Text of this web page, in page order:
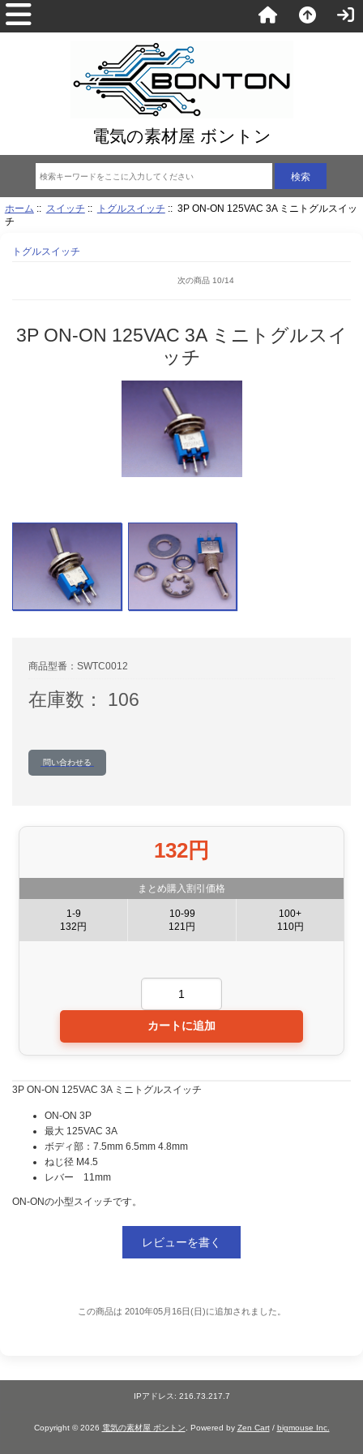
電気の素材屋 ボントン
ホーム :: スイッチ :: トグルスイッチ :: 3P ON-ON 125VAC 3A ミニトグルスイッ
チ
トグルスイッチ
次の商品 10/14
3P ON-ON 125VAC 3A ミニトグルスイ
ッチ
商品型番：SWTC0012
在庫数： 106
問い合わせる
132円
まとめ購入割引価格
1-9
132円
10-99
121円
100+
110円
3P ON-ON 125VAC 3A ミニトグルスイッチ
ON-ON 3P
最大 125VAC 3A
ボディ部：7.5mm 6.5mm 4.8mm
ねじ径 M4.5
レバー 11mm
ON-ONの小型スイッチです。
レビューを書く
この商品は 2010年05月16日(日)に追加されました。
IPアドレス: 216.73.217.7
Copyright © 2026 電気の素材屋 ボントン . Powered by Zen Cart/ bigmouse Inc.